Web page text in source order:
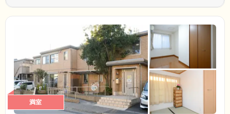
満室